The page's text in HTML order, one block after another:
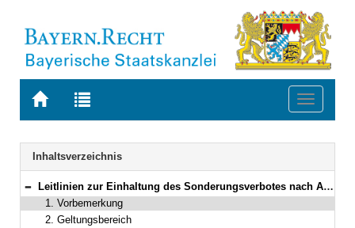
Zur
BAYERN.RECHT
Zur
letzten
Suche
Toggle
Navigation
Inhaltsverzeichnis
Bereich reduzieren
Leitlinien zur Einhaltung des Sonderungsverbotes nach Art. 7 Abs. 4 Grundgesetz
1. Vorbemerkung
2. Geltungsbereich